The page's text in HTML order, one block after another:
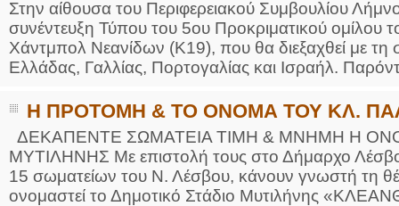
Στην αίθουσα του Περιφερειακού Συμβουλίου
συνέντευξη Τύπου του 5ου Προκριματικού
Χάντμπολ Νεανίδων (Κ19), που θα διεξαχθεί με
Ελλάδας, Γαλλίας, Πορτογαλίας και Ισραήλ.
Η ΠΡΟΤΟΜΗ & ΤΟ ΟΝΟΜΑ ΤΟΥ ΚΛ.
ΔΕΚΑΠΕΝΤΕ ΣΩΜΑΤΕΙΑ ΤΙΜΗ & ΜΝΗΜΗ Η
ΜΥΤΙΛΗΝΗΣ Με επιστολή τους στο Δήμαρχο
15 σωματείων του Ν. Λέσβου, κάνουν γνωστή τη
ονομαστεί το Δημοτικό Στάδιο Μυτιλήνης